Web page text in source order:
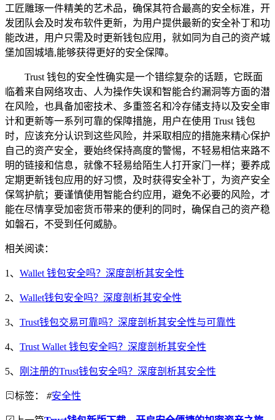
工匠雕琢一件精美的艺术品，确保其符合最高的安全标准，开
发团队会及时发布软件更新，为用户提供最新的安全补丁和功
能改进，用户只需及时更新钱包应用，就如同为自己的资产城
堡加固城墙,能够获得更好的安全保障。
Trust 钱包的安全性确实是一个错综复杂的话题，它既面
临着来自网络攻击、人为操作失误和智能合约漏洞等方面的潜
在风险，也具备加密技术、多重签名和冷存储支持以及安全审
计和更新等一系列可靠的保障措施，用户在使用 Trust 钱包
时，应该充分认识到这些风险，并采取相应的措施来精心保护
自己的资产安全，要始终保持高度的警惕，不轻易相信来路不
明的链接和信息，就像不轻易给陌生人打开家门一样；要养成
定期更新钱包应用的好习惯，及时获得安全补丁，为资产安全
保驾护航；要谨慎使用智能合约应用，避免不必要的风险，才
能在尽情享受加密货币带来的便利的同时，确保自己的资产稳
如磐石，不受到任何威胁。
相关阅读：
1、 Wallet 钱包安全吗？深度剖析其安全性
2、 Wallet钱包安全吗？深度剖析其安全性
3、 Trust钱包交易可靠吗？深度剖析其安全性与可靠性
4、 Trust Wallet 钱包安全吗？深度剖析其安全性
5、 刚注册的Trust钱包安全吗？深度剖析其安全性
标签： #安全性